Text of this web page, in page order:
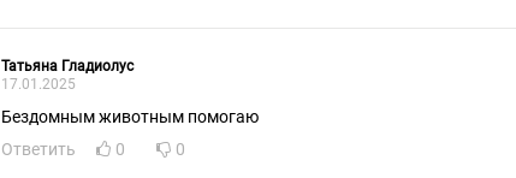
Татьяна Гладиолус
17.01.2025
Бездомным животным помогаю
Ответить
0 0